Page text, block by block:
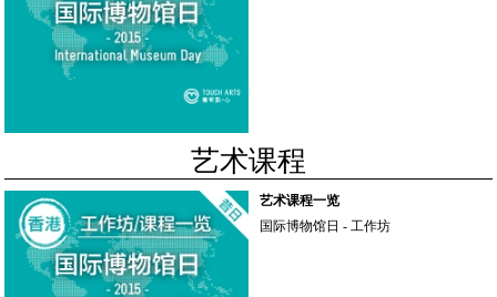
艺术课程
艺术课程一览
国际博物馆日 - 工作坊